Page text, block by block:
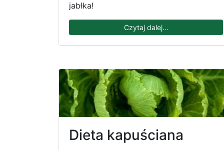
jabłka!
Czytaj dalej...
Dieta kapuściana